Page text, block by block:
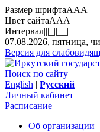
Размер шрифтаAAA
Цвет сайтаAAA
Интервал|||_||__|
07.08.2026, пятница,
Версия для
Поиск по сайту
English | Русский
Личный кабинет
Расписание
Об организации